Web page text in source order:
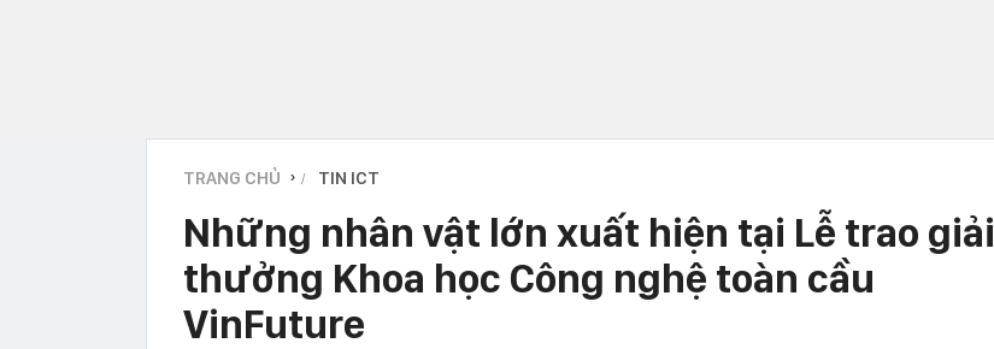
TRANG CHỦ › TIN ICT
Những nhân vật lớn xuất hiện tại Lễ trao giải
thưởng Khoa học Công nghệ toàn cầu
VinFuture